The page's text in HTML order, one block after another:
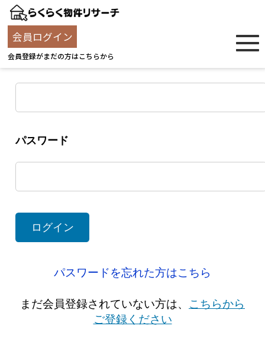
会員ログイン
会員登録がまだの方はこちらから
ユーザー名
パスワード
パスワードを忘れた方はこちら
まだ会員登録されていない方は、 こちらから
ご登録ください